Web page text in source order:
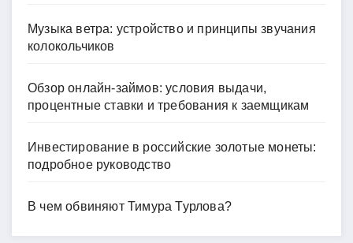
Музыка ветра: устройство и принципы звучания
колокольчиков
Обзор онлайн-займов: условия выдачи,
процентные ставки и требования к заемщикам
Инвестирование в российские золотые монеты:
подробное руководство
В чем обвиняют Тимура Турлова?